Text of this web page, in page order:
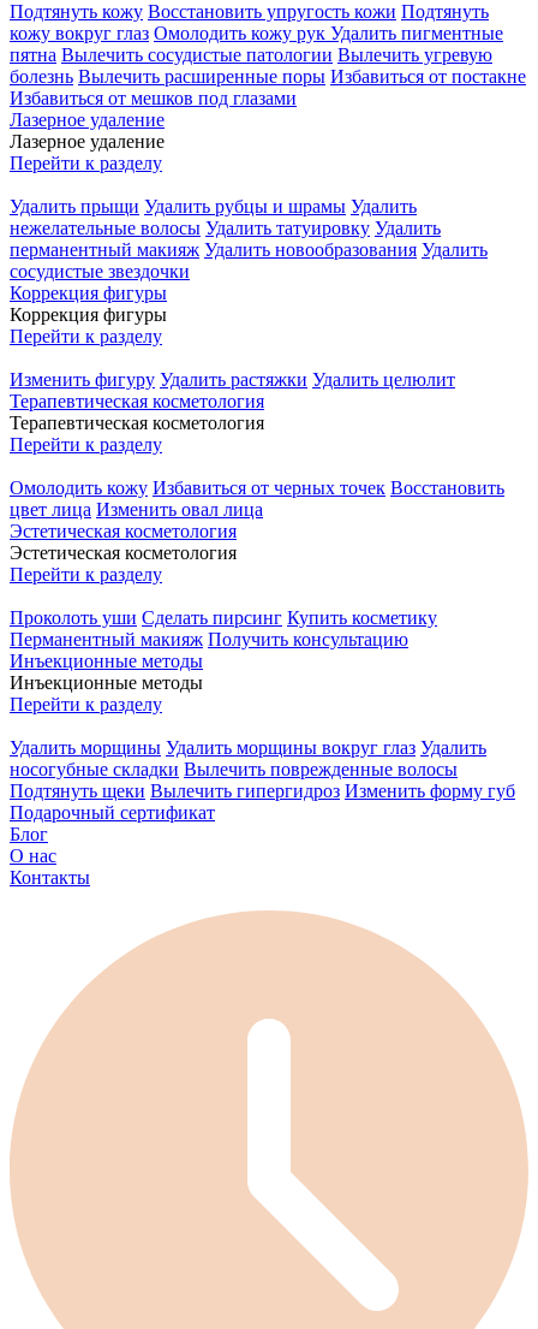
Подтянуть кожу Восстановить упругость кожи Подтянуть
кожу вокруг глаз Омолодить кожу рук Удалить пигментные
пятна Вылечить сосудистые патологии Вылечить угревую
болезнь Вылечить расширенные поры Избавиться от постакне
Избавиться от мешков под глазами
Лазерное удаление
Лазерное удаление
Перейти к разделу
Удалить прыщи Удалить рубцы и шрамы Удалить
нежелательные волосы Удалить татуировку Удалить
перманентный макияж Удалить новообразования Удалить
сосудистые звездочки
Коррекция фигуры
Коррекция фигуры
Перейти к разделу
Изменить фигуру Удалить растяжки Удалить целюлит
Терапевтическая косметология
Терапевтическая косметология
Перейти к разделу
Омолодить кожу Избавиться от черных точек Восстановить
цвет лица Изменить овал лица
Эстетическая косметология
Эстетическая косметология
Перейти к разделу
Проколоть уши Сделать пирсинг Купить косметику
Перманентный макияж Получить консультацию
Инъекционные методы
Инъекционные методы
Перейти к разделу
Удалить морщины Удалить морщины вокруг глаз Удалить
носогубные складки Вылечить поврежденные волосы
Подтянуть щеки Вылечить гипергидроз Изменить форму губ
Подарочный сертификат
Блог
О нас
Контакты